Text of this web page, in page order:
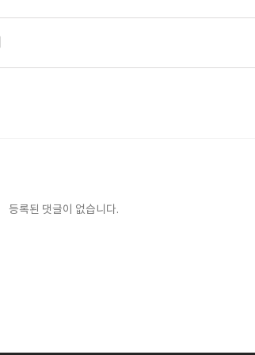
등록된 댓글이 없습니다.